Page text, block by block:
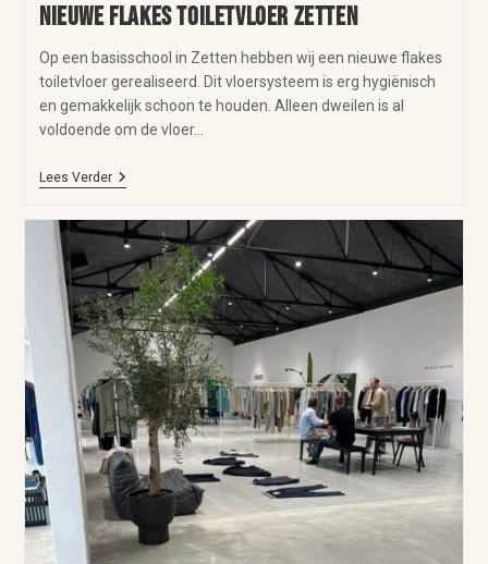
Nieuwe flakes toiletvloer Zetten
Op een basisschool in Zetten hebben wij een nieuwe flakes
toiletvloer gerealiseerd. Dit vloersysteem is erg hygiënisch
en gemakkelijk schoon te houden. Alleen dweilen is al
voldoende om de vloer…
Lees Verder